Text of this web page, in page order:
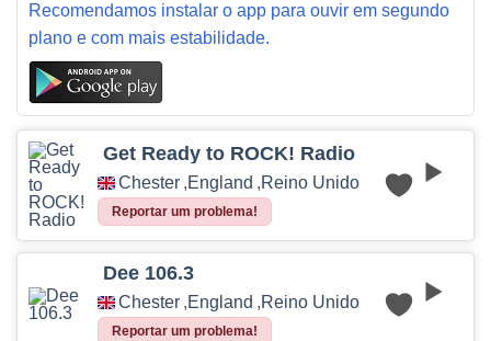
Recomendamos instalar o app para ouvir em segundo
plano e com mais estabilidade.
Get Ready to ROCK! Radio
Chester ,England ,Reino Unido
Reportar um problema!
Dee 106.3
Chester ,England ,Reino Unido
Reportar um problema!